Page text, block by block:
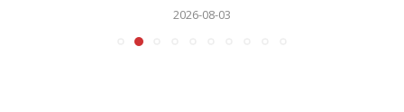
2026-08-03